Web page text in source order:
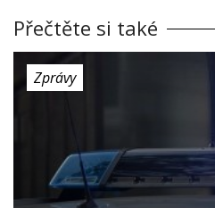
Přečtěte si také
Zprávy